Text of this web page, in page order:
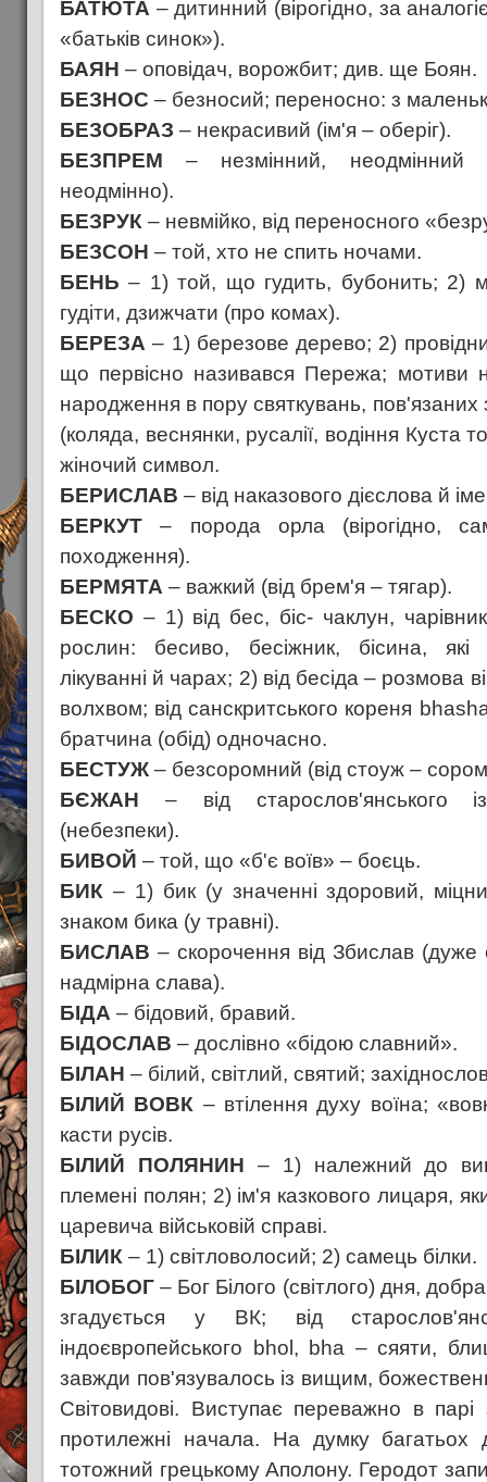
БАТЮТА – дитинний (вірогідно, за
«батьків синок»).
БАЯН – оповідач, ворожбит; див. ще Боян.
БЕЗНОС – безносий; переносно: з
БЕЗОБРАЗ – некрасивий (ім'я – оберіг).
БЕЗПРЕМ – незмінний, неодмінний
неодмінно).
БЕЗРУК – невмійко, від переносного
БЕЗСОН – той, хто не спить ночами.
БЕНЬ – 1) той, що гудить, бубонить; 2)
гудіти, дзижчати (про комах).
БЕРЕЗА – 1) березове дерево; 2)
що первісно називався Пережа; мотиви
народження в пору святкувань, пов'язаних
(коляда, веснянки, русалії, водіння Куста
жіночий символ.
БЕРИСЛАВ – від наказового дієслова й
БЕРКУТ – порода орла (вірогідно,
походження).
БЕРМЯТА – важкий (від брем'я – тягар).
БЕСКО – 1) від бес, біс- чаклун,
рослин: бесиво, бесіжник, бісина, які
лікуванні й чарах; 2) від бесіда – розмова
волхвом; від санскритського кореня
братчина (обід) одночасно.
БЕСТУЖ – безсоромний (від стоуж –
БЄЖАН – від старослов'янського
(небезпеки).
БИВОЙ – той, що «б'є воїв» – боєць.
БИК – 1) бик (у значенні здоровий,
знаком бика (у травні).
БИСЛАВ – скорочення від Збислав (дуже
надмірна слава).
БІДА – бідовий, бравий.
БІДОСЛАВ – дослівно «бідою славний».
БІЛАН – білий, світлий, святий;
БІЛИЙ ВОВК – втілення духу воїна;
касти русів.
БІЛИЙ ПОЛЯНИН – 1) належний до
племені полян; 2) ім'я казкового лицаря,
царевича військовій справі.
БІЛИК – 1) світловолосий; 2) самець білки.
БІЛОБОГ – Бог Білого (світлого) дня,
згадується у ВК; від
індоєвропейського bhol, bha – сяяти,
завжди пов'язувалось із вищим,
Світовидові. Виступає переважно в
протилежні начала. На думку багатьох
тотожний грецькому Аполону. Геродот